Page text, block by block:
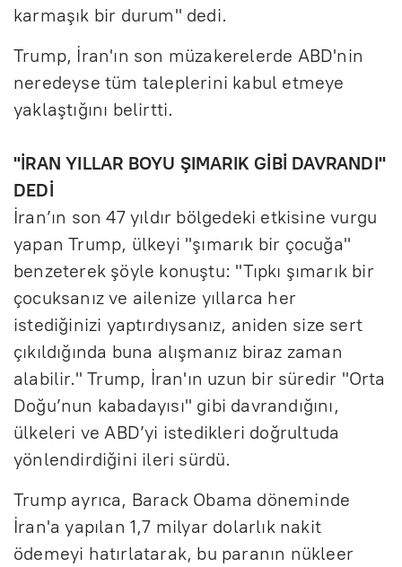
karmaşık bir durum" dedi.
Trump, İran'ın son müzakerelerde ABD'nin
neredeyse tüm taleplerini kabul etmeye
yaklaştığını belirtti.
"İRAN YILLAR BOYU ŞIMARIK GİBİ DAVRANDI"
DEDİ
İran’ın son 47 yıldır bölgedeki etkisine vurgu
yapan Trump, ülkeyi "şımarık bir çocuğa"
benzeterek şöyle konuştu: "Tıpkı şımarık bir
çocuksanız ve ailenize yıllarca her
istediğinizi yaptırdıysanız, aniden size sert
çıkıldığında buna alışmanız biraz zaman
alabilir." Trump, İran'ın uzun bir süredir "Orta
Doğu’nun kabadayısı" gibi davrandığını,
ülkeleri ve ABD’yi istedikleri doğrultuda
yönlendirdiğini ileri sürdü.
Trump ayrıca, Barack Obama döneminde
İran'a yapılan 1,7 milyar dolarlık nakit
ödemeyi hatırlatarak, bu paranın nükleer